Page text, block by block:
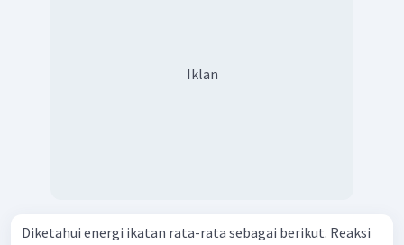
Iklan
Diketahui energi ikatan rata-rata sebagai berikut. Reaksi